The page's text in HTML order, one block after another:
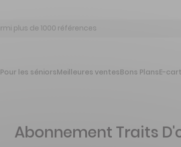
Pour les séniorsMeilleures ventesBons PlansE-
Abonnement Traits